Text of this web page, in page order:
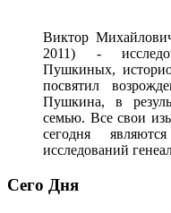
Виктор
2011) -
Пушкиных,
посвятил
Пушкина, в
семью. Все свои
сегодня
исследований
Сего Дня